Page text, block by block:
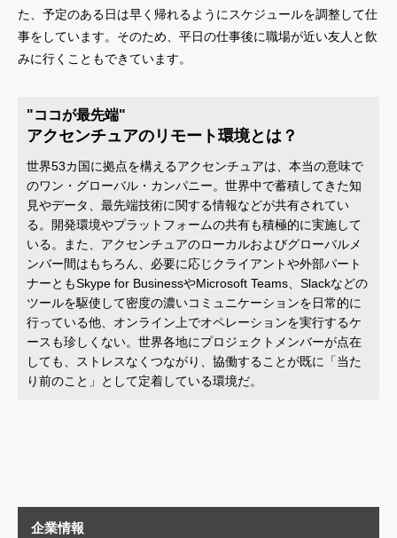
た、予定のある日は早く帰れるようにスケジュールを調整して仕
事をしています。そのため、平日の仕事後に職場が近い友人と飲
みに行くこともできています。
"ココが最先端"
アクセンチュアのリモート環境とは？
世界53カ国に拠点を構えるアクセンチュアは、本当の意味で
のワン・グローバル・カンパニー。世界中で蓄積してきた知
見やデータ、最先端技術に関する情報などが共有されてい
る。開発環境やプラットフォームの共有も積極的に実施して
いる。また、アクセンチュアのローカルおよびグローバルメ
ンバー間はもちろん、必要に応じクライアントや外部パート
ナーともSkype for BusinessやMicrosoft Teams、Slackなどの
ツールを駆使して密度の濃いコミュニケーションを日常的に
行っている他、オンライン上でオペレーションを実行するケ
ースも珍しくない。世界各地にプロジェクトメンバーが点在
しても、ストレスなくつながり、協働することが既に「当た
り前のこと」として定着している環境だ。
企業情報